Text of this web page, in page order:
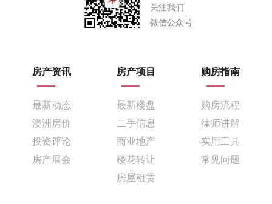
关注我们
微信公众号
房产资讯
最新动态
澳洲房价
投资评论
房产展会
房产项目
最新楼盘
二手信息
商业地产
楼花转让
房屋租赁
购房指南
购房流程
律师讲解
实用工具
常见问题